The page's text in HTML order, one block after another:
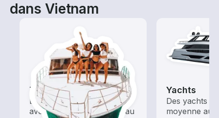
dans Vietnam
Tours
Explorez les eaux locales
avec une location de bateau
Yachts
Des yachts
moyenne